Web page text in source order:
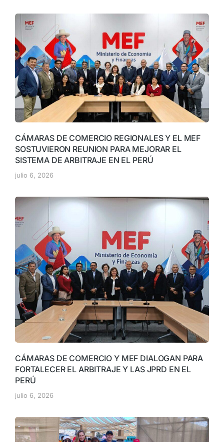
CÁMARAS DE COMERCIO REGIONALES Y EL MEF
SOSTUVIERON REUNION PARA MEJORAR EL
SISTEMA DE ARBITRAJE EN EL PERÚ
julio 6, 2026
CÁMARAS DE COMERCIO Y MEF DIALOGAN PARA
FORTALECER EL ARBITRAJE Y LAS JPRD EN EL
PERÚ
julio 6, 2026